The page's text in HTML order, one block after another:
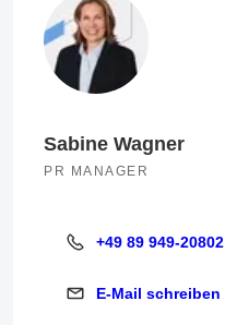
Sabine Wagner
PR MANAGER
+49 89 949-20802
+49 89 949-20802
E-Mail schreiben
E-Mail schreiben